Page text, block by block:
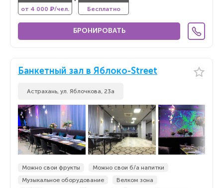
от 4 000 ₽/чел. Бесплатно
БРОНИРОВАТЬ
Банкетный зал в Яблоко-Street
Астрахань, ул. Яблочкова, 23а
Можно свои фрукты
Можно свои б/а напитки
Музыкальное оборудование
Велком зона